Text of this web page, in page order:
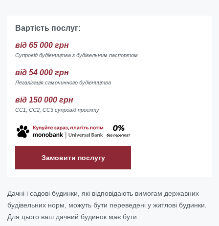
Вартість послуг:
від 65 000 грн
Супровід будівництва з будівельним паспортом
від 54 000 грн
Легалізація самочинного будівництва
від 150 000 грн
СС1, СС2, СС3 супровід проекту
Замовити послугу
Дачні і садові будинки, які відповідають вимогам державних
будівельних норм, можуть бути переведені у житлові будинки.
Для цього ваш дачний будинок має бути: